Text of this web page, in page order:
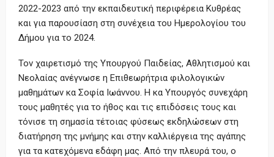
2022-2023 από την εκπαιδευτική περιφέρεια Κυθρέας
και για παρουσίαση στη συνέχεια του Ημερολογίου του
Δήμου για το 2024.
Τον χαιρετισμό της Υπουργού Παιδείας, Αθλητισμού και
Νεολαίας ανέγνωσε η Επιθεωρήτρια φιλολογικών
μαθημάτων κα Σοφία Ιωάννου. Η κα Υπουργός συνεχάρη
τους μαθητές για το ήθος και τις επιδόσεις τους και
τόνισε τη σημασία τέτοιας φύσεως εκδηλώσεων στη
διατήρηση της μνήμης και στην καλλιέργεια της αγάπης
για τα κατεχόμενα εδάφη μας. Από την πλευρά του, ο